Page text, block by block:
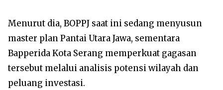
Menurut dia, BOPPJ saat ini sedang menyusun
master plan Pantai Utara Jawa, sementara
Bapperida Kota Serang memperkuat gagasan
tersebut melalui analisis potensi wilayah dan
peluang investasi.